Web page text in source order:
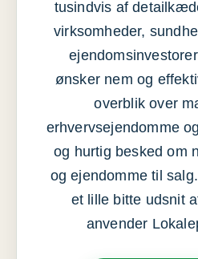
tusindvis af
virksomheder,
ønsker nem og
overblik over
erhvervsejendomme
og hurtig besked om
og ejendomme til
et lille bitte udsnit
anvender